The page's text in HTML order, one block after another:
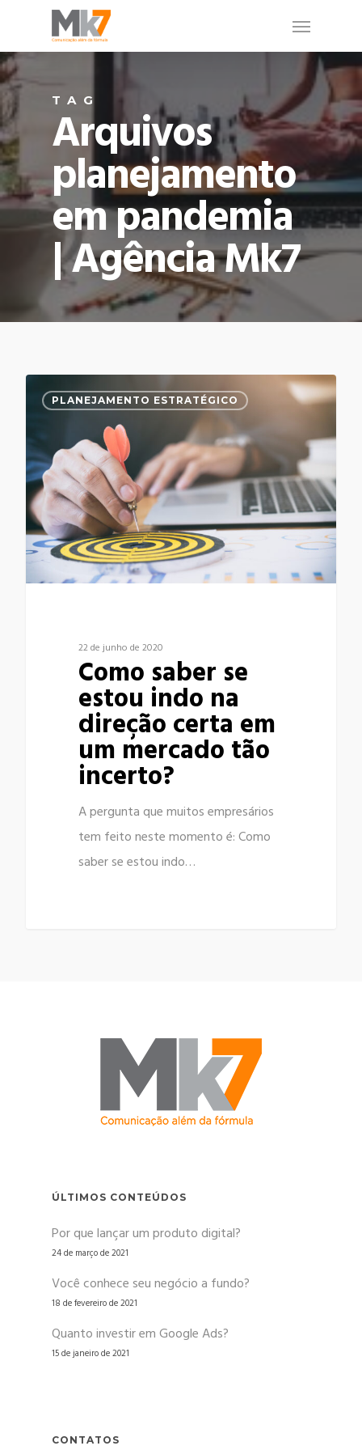
TAG
Arquivos
planejamento
em pandemia
| Agência Mk7
PLANEJAMENTO ESTRATÉGICO
22 de junho de 2020
Como saber se
estou indo na
direção certa em
um mercado tão
incerto?
A pergunta que muitos empresários
tem feito neste momento é: Como
saber se estou indo…
0
ÚLTIMOS CONTEÚDOS
Por que lançar um produto digital?
24 de março de 2021
Você conhece seu negócio a fundo?
18 de fevereiro de 2021
Quanto investir em Google Ads?
15 de janeiro de 2021
CONTATOS